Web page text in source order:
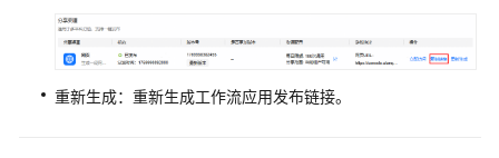
重新生成：重新生成工作流应用发布链接。